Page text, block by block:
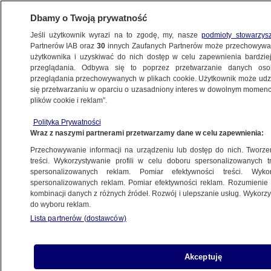
WĘGRY
Posłowie Orbana zbojkotowali obrady.
Węgry nadal blokują akcesję Szwecji
do NATO
ŚWIAT
Johnny Depp miał zemdleć
w hotelowym pokoju. Media
o powodzie odwołania koncertów
Dbamy o Twoją prywatność
Jeśli użytkownik wyrazi na to zgodę, my, naszepodmioty
Partnerów IAB oraz30 innych Zaufanych Partnerów może
użytkownika i uzyskiwać do nich dostęp w celu zapewnienia
przeglądania. Odbywa się to poprzez przetwarzanie danych
przeglądania przechowywanych w plikach cookie. Użytkownik może
się przetwarzaniu w oparciu o uzasadniony interes w dowolnym
plików cookie i reklam”.
Polityka Prywatności
Wraz z naszymi partnerami przetwarzamy dane w celu zapewnienia:
Przechowywanie informacji na urządzeniu lub dostęp do nich.
treści. Wykorzystywanie profili w celu doboru spersonalizowanych
spersonalizowanych reklam. Pomiar efektywności treści.
spersonalizowanych reklam. Pomiar efektywności reklam.
kombinacji danych z różnych źródeł. Rozwój i ulepszanie usług.
do wyboru reklam.
Lista partnerów (dostawców)
Akceptuję